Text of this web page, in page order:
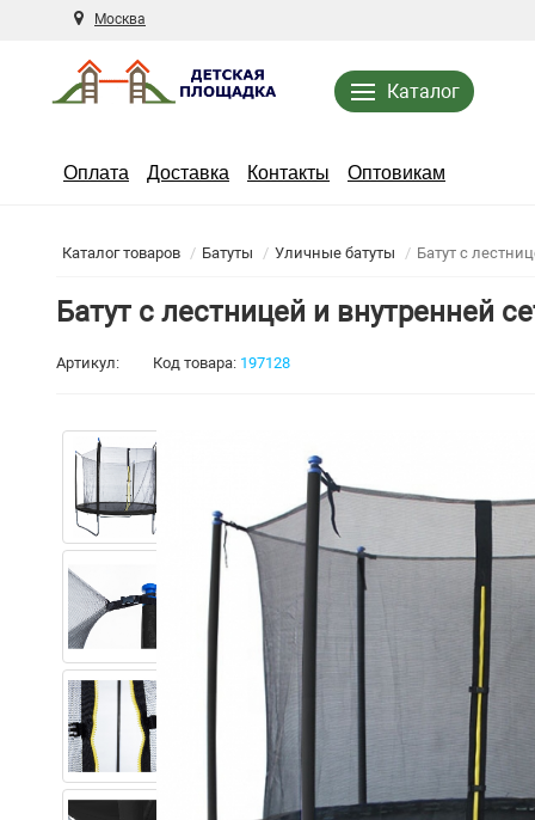
Москва
Каталог
Оплата Доставка Контакты Оптовикам
Каталог товаров Батуты Уличные батуты Батут с
Батут с лестницей и внутренней
Артикул: Код товара: 197128